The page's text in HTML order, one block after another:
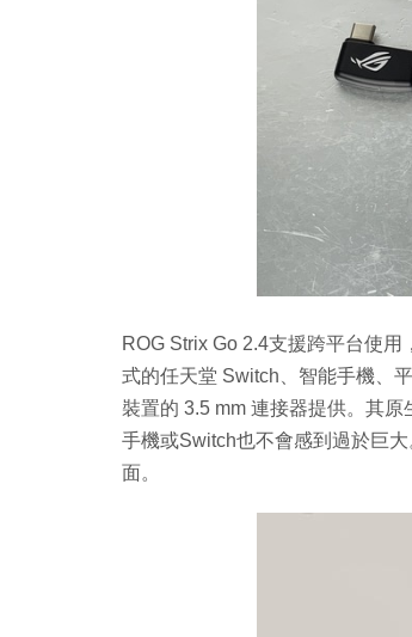
ROG Strix Go 2.4支援跨平台使
式的任天堂 Switch、智能手機、
裝置的 3.5 mm 連接器提供。其
手機或Switch也不會感到過於巨
面。